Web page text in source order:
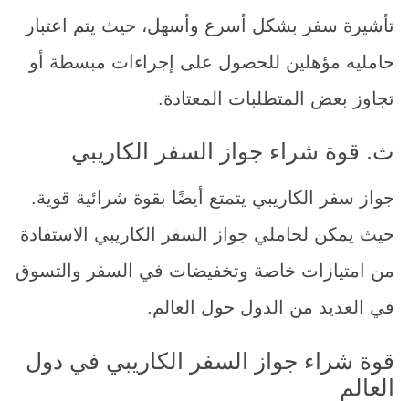
تأشيرة سفر بشكل أسرع وأسهل، حيث يتم اعتبار
حامليه مؤهلين للحصول على إجراءات مبسطة أو
تجاوز بعض المتطلبات المعتادة.
ث. قوة شراء جواز السفر الكاريبي
جواز سفر الكاريبي يتمتع أيضًا بقوة شرائية قوية.
حيث يمكن لحاملي جواز السفر الكاريبي الاستفادة
من امتيازات خاصة وتخفيضات في السفر والتسوق
في العديد من الدول حول العالم.
قوة شراء جواز السفر الكاريبي في دول
العالم